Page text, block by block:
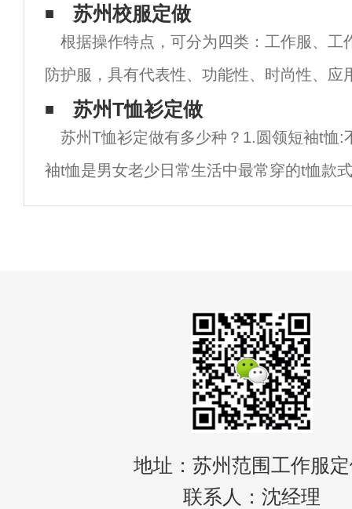
受到了更多人的喜爱。经过工匠的改进和发
现在看到的POLO衫。 1.简洁。夏天
苏州校服定做
根据操作特点，可分为四类：工作服、工
防护服，具有代表性、功能性、时尚性、应
具有操作特点和操作特点，可主要表达团队
意识和隐士文化。公司在制作工作服时选择
苏州T恤衫定做
苏州T恤衫定做有多少种？1.圆领短袖t恤:
袖t恤是男女老少日常生活中最常穿的t恤款
圆领短袖t恤可以单独穿，也可以作为内搭
地址：苏州范围工作服
联系人：沈经理